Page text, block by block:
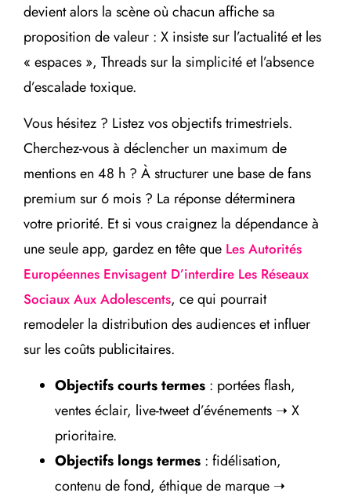
devient alors la scène où chacun affiche sa
proposition de valeur : X insiste sur l’actualité et les
« espaces », Threads sur la simplicité et l’absence
d’escalade toxique.
Vous hésitez ? Listez vos objectifs trimestriels.
Cherchez-vous à déclencher un maximum de
mentions en 48 h ? À structurer une base de fans
premium sur 6 mois ? La réponse déterminera
votre priorité. Et si vous craignez la dépendance à
une seule app, gardez en tête que Les Autorités
Européennes Envisagent D’interdire Les Réseaux
Sociaux Aux Adolescents, ce qui pourrait
remodeler la distribution des audiences et influer
sur les coûts publicitaires.
Objectifs courts termes : portées flash,
ventes éclair, live-tweet d’événements ➝ X
prioritaire.
Objectifs longs termes : fidélisation,
contenu de fond, éthique de marque ➝